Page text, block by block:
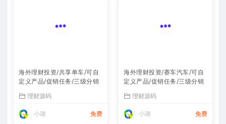
海外理财投资/共享单车/可自
定义产品/促销任务/三级分销
理财源码
小璐 免费
海外理财投资/赛车汽车/可自
定义产品/促销任务/三级分销
理财源码
小璐 免费